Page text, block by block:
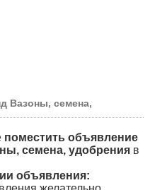
Вазоны, семена,
поместить объявление
семена, удобрения в
объявления: